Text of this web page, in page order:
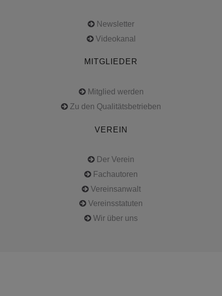
Newsletter
Videokanal
MITGLIEDER
Mitglied werden
Zu den Qualitätsbetrieben
VEREIN
Der Verein
Fachautoren
Vereinsanwalt
Vereinsstatuten
Wir über uns